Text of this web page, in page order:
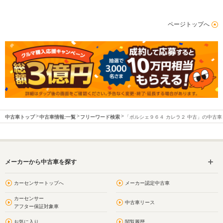
ページトップへ
中古車トップ 中古車情報:一覧 フリーワード検索 「ポルシェ９６４ カレラ２ 中古」の中古車
メーカーから中古車を探す
カーセンサートップへ メーカー認定中古車
カーセンサー
アフター保証対象車
中古車リース